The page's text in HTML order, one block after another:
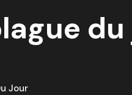
Jour